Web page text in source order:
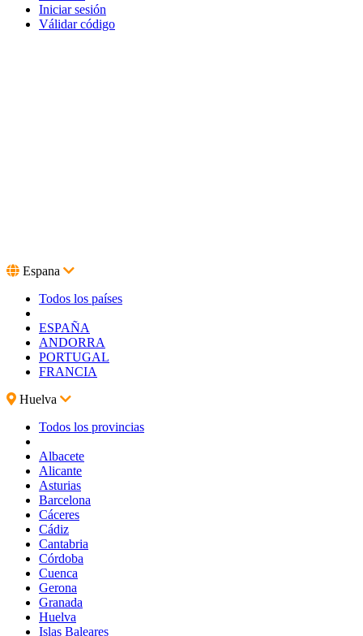
Iniciar sesión
Válidar código
Espana
Todos los países
ESPAÑA
ANDORRA
PORTUGAL
FRANCIA
Huelva
Todos los provincias
Albacete
Alicante
Asturias
Barcelona
Cáceres
Cádiz
Cantabria
Córdoba
Cuenca
Gerona
Granada
Huelva
Islas Baleares